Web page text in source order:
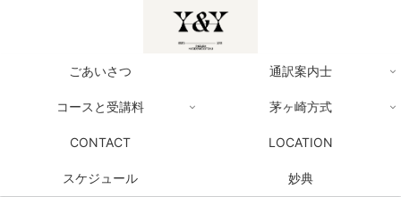
ごあいさつ 通訳案内士
コースと受講料 茅ヶ崎方式
CONTACT LOCATION
スケジュール 妙典